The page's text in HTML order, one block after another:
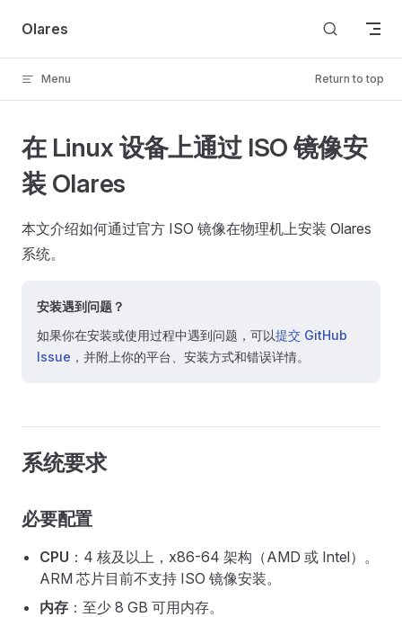
Skip to content
Olares
Menu Return to top
在 Linux 设备上通过 ISO 镜像安
装 Olares
本文介绍如何通过官方 ISO 镜像在物理机上安装 Olares
系统。
安装遇到问题？
如果你在安装或使用过程中遇到问题，可以提交 GitHub
Issue ，并附上你的平台、安装方式和错误详情。
系统要求
必要配置
CPU ：4 核及以上，x86-64 架构（AMD 或 Intel）。
ARM 芯片目前不支持 ISO 镜像安装。
内存 ：至少 8 GB 可用内存。